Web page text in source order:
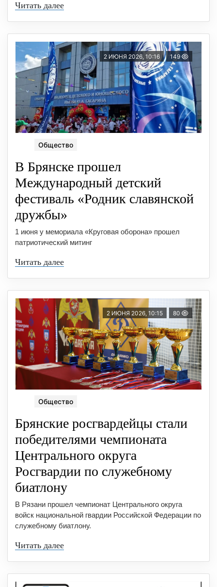
Читать далее
2 ИЮНЯ 2026, 10:16 149
Общество
В Брянске прошел
Международный детский
фестиваль «Родник славянской
дружбы»
1 июня у мемориала «Круговая оборона» прошел
патриотический митинг
Читать далее
2 ИЮНЯ 2026, 10:15 80
Общество
Брянские росгвардейцы стали
победителями чeмпионата
Цeнтрального округа
Росгвардии по служебному
биатлону
В Рязани прошел чемпионат Центрального округа
войск национальной гвардии Российской Федерации по
служебному биатлону.
Читать далее